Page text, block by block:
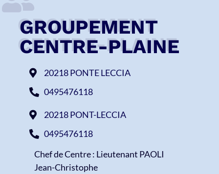
GROUPEMENT
CENTRE-PLAINE
20218 PONTE LECCIA
0495476118
20218 PONT-LECCIA
0495476118
Chef de Centre : Lieutenant PAOLI
Jean-Christophe